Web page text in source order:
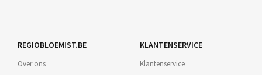
REGIOBLOEMIST.BE
Over ons
KLANTENSERVICE
Klantenservice